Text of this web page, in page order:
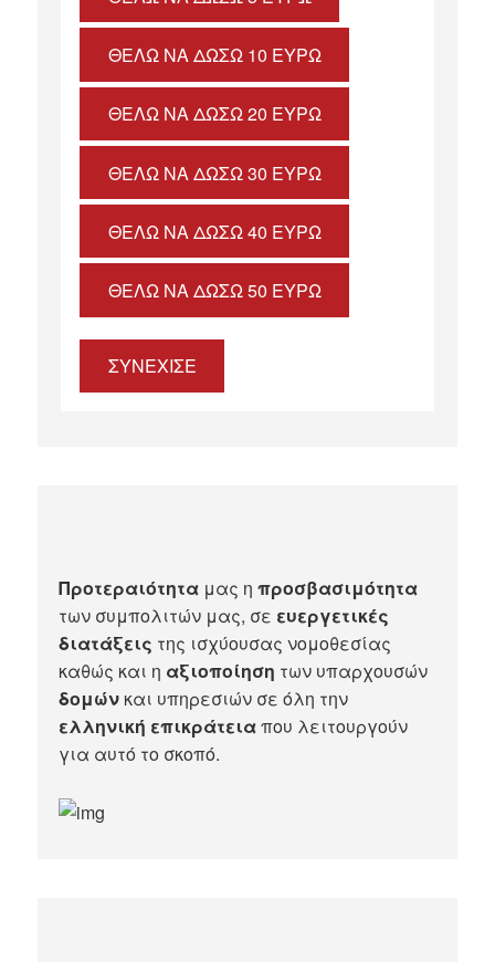
ΘΈΛΩ ΝΑ ΔΏΣΩ 10 ΕΥΡΏ
ΘΈΛΩ ΝΑ ΔΏΣΩ 20 ΕΥΡΏ
ΘΈΛΩ ΝΑ ΔΏΣΩ 30 ΕΥΡΏ
ΘΈΛΩ ΝΑ ΔΏΣΩ 40 ΕΥΡΏ
ΘΈΛΩ ΝΑ ΔΏΣΩ 50 ΕΥΡΏ
ΣΥΝΕΧΙΣΕ
Προτεραιότητα μας ηπροσβασιμότητα
των συμπολιτών μας, σε ευεργετικές
διατάξεις της ισχύουσας νομοθεσίας
καθώς και η αξιοποίηση των υπαρχουσών
δομών και υπηρεσιών σε όλη την
ελληνική επικράτειαπου λειτουργούν
για αυτό το σκοπό.​